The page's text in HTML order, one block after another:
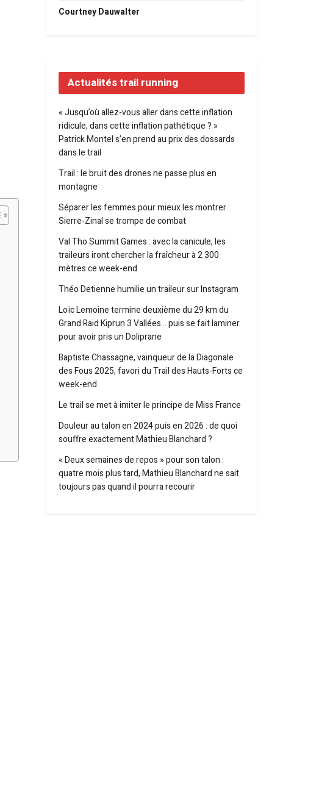
Courtney Dauwalter
Actualités trail running
« Jusqu’où allez-vous aller dans cette inflation
ridicule, dans cette inflation pathétique ? »
Patrick Montel s’en prend au prix des dossards
dans le trail
Trail : le bruit des drones ne passe plus en
montagne
Séparer les femmes pour mieux les montrer :
Sierre-Zinal se trompe de combat
Val Tho Summit Games : avec la canicule, les
traileurs iront chercher la fraîcheur à 2 300
mètres ce week-end
Théo Detienne humilie un traileur sur Instagram
Loïc Lemoine termine deuxième du 29 km du
Grand Raid Kiprun 3 Vallées… puis se fait laminer
pour avoir pris un Doliprane
Baptiste Chassagne, vainqueur de la Diagonale
des Fous 2025, favori du Trail des Hauts-Forts ce
week-end
Le trail se met à imiter le principe de Miss France
Douleur au talon en 2024 puis en 2026 : de quoi
souffre exactement Mathieu Blanchard ?
« Deux semaines de repos » pour son talon :
quatre mois plus tard, Mathieu Blanchard ne sait
toujours pas quand il pourra recourir